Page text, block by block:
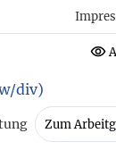
div)
Zum